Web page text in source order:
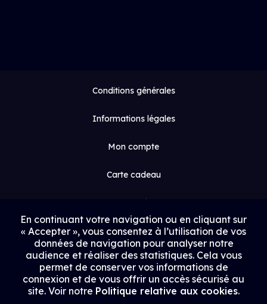
Conditions générales
Informations légales
Mon compte
Carte cadeau
Espace médias
Contact
Proposer un film
Rejoindre Uptrack
En continuant votre navigation ou en cliquant sur
« Accepter », vous consentez à l’utilisation de vos
données de navigation pour analyser notre
audience et réaliser des statistiques. Cela vous
permet de conserver vos informations de
connexion et de vous offrir un accès sécurisé au
site. Voir notre Politique relative aux cookies.